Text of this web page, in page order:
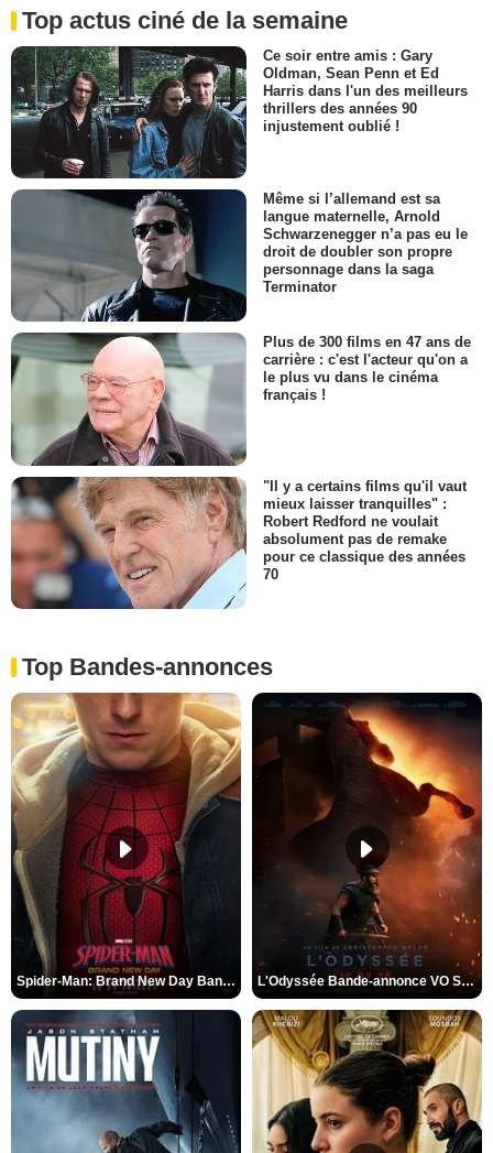
Top actus ciné de la semaine
Ce soir entre amis : Gary
Oldman, Sean Penn et Ed
Harris dans l'un des meilleurs
thrillers des années 90
injustement oublié !
Même si l’allemand est sa
langue maternelle, Arnold
Schwarzenegger n’a pas eu le
droit de doubler son propre
personnage dans la saga
Terminator
Plus de 300 films en 47 ans de
carrière : c'est l'acteur qu'on a
le plus vu dans le cinéma
français !
"Il y a certains films qu'il vaut
mieux laisser tranquilles" :
Robert Redford ne voulait
absolument pas de remake
pour ce classique des années
70
Top Bandes-annonces
Spider-Man: Brand New Day Bande-annonce VO STFR L'Odyssée Bande-annonce VO STFR